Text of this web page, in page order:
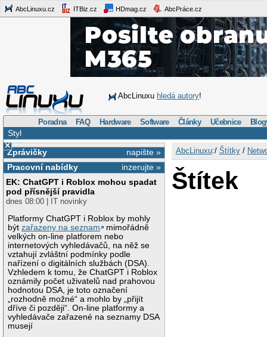
AbcLinuxu.cz ITBiz.cz HDmag.cz AbcPráce.cz
AbcLinuxu hledá autory!
Poradna FAQ Hardware Software Články Učebnice
Styl
×
napište »
Zprávičky
inzerujte »
Pracovní nabídky
EK: ChatGPT i Roblox mohou spadat
pod přísnější pravidla
dnes 08:00 | IT novinky
Platformy ChatGPT i Roblox by mohly
býtzařazeny na seznam
mimořádně
velkých on-line platforem nebo
internetových vyhledávačů, na něž se
vztahují zvláštní podmínky podle
nařízení o digitálních službách (DSA).
Vzhledem k tomu, že ChatGPT i Roblox
oznámily počet uživatelů nad prahovou
hodnotou DSA, je toto označení
„rozhodně možné“ a mohlo by „přijít
dříve či později“. On-line platformy a
vyhledávače zařazené na seznamy DSA
musejí
AbcLinuxu:/ Štítky/
Štítek